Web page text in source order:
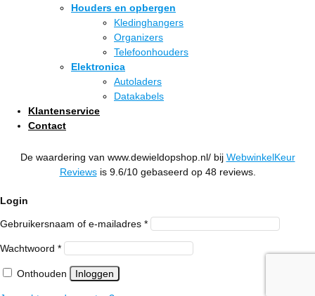
Houders en opbergen
Kledinghangers
Organizers
Telefoonhouders
Elektronica
Autoladers
Datakabels
Klantenservice
Contact
De waardering van www.dewieldopshop.nl/ bij WebwinkelKeur
Reviewsis 9.6/10 gebaseerd op 48 reviews.
Login
Gebruikersnaam of e-mailadres *Vereist
Wachtwoord *Vereist
Onthouden Inloggen